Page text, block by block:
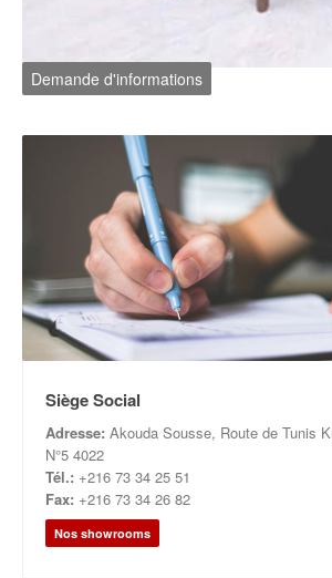
Demande d'informations
Siège Social
Adresse: Akouda Sousse, Route de Tunis
N°5 4022
Tél.: +216 73 34 25 51
Fax: +216 73 34 26 82
Nos showrooms